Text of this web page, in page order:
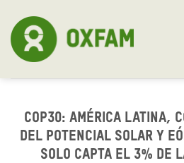
content
COP30: América Latina,
del potencial solar y
solo capta el 3% de